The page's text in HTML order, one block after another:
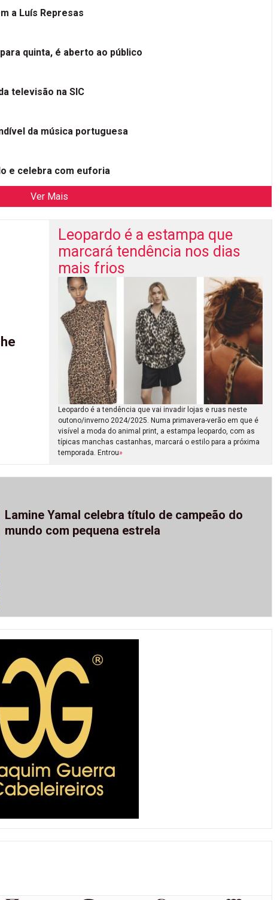
a Luís Represas
quinta, é aberto ao público
televisão na SIC
da música portuguesa
e celebra com euforia
Ver Mais
Leopardo é a estampa que
marcará tendência nos dias
mais frios
Leopardo é a tendência que vai invadir lojas e ruas neste
outono/inverno 2024/2025. Numa primavera-verão em que é
visível a moda do animal print, a estampa leopardo, com as
típicas manchas castanhas, marcará o estilo para a próxima
temporada. Entrou»
Lamine Yamal celebra título de campeão do
mundo com pequena estrela